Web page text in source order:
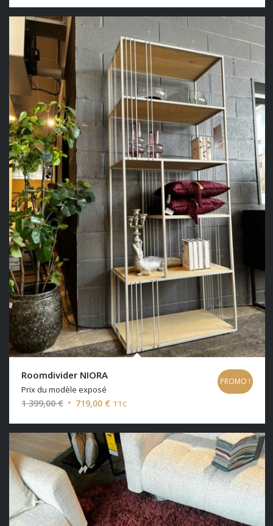
initial
était :
810,00 €.
actuel
est :
689,00 €.
Roomdivider NIORA
Prix du modèle exposé
1 399,00€ Le
initial
était :
1
399,00 €.
719,00 € Le
actuel
est :
719,00 €.
TTC
PROMO !